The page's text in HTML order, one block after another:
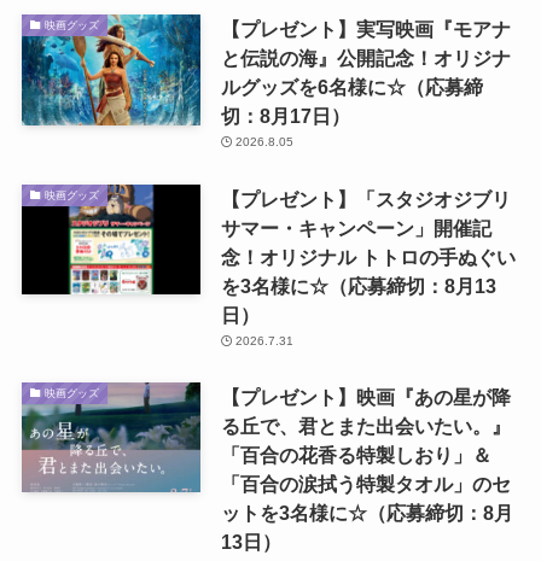
映画グッズ
【プレゼント】実写映画『モアナ
と伝説の海』公開記念！オリジナ
ルグッズを6名様に☆（応募締
切：8月17日）
2026.8.05
映画グッズ
【プレゼント】「スタジオジブリ
サマー・キャンペーン」開催記
念！オリジナル トトロの手ぬぐい
を3名様に☆（応募締切：8月13
日）
2026.7.31
映画グッズ
【プレゼント】映画『あの星が降
る丘で、君とまた出会いたい。』
「百合の花香る特製しおり」＆
「百合の涙拭う特製タオル」のセ
ットを3名様に☆（応募締切：8月
13日）